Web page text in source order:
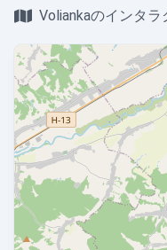
Voliankaのインタ